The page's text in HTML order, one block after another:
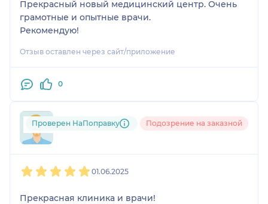
Прекрасный новый медицинский центр. Очень
грамотные и опытные врачи.
Рекомендую!
Отзыв оставлен через сайт/приложение
0
Алексей
Проверен НаПоправку Подозрение на заказной
01.06.2025
Прекрасная клиника и врачи!